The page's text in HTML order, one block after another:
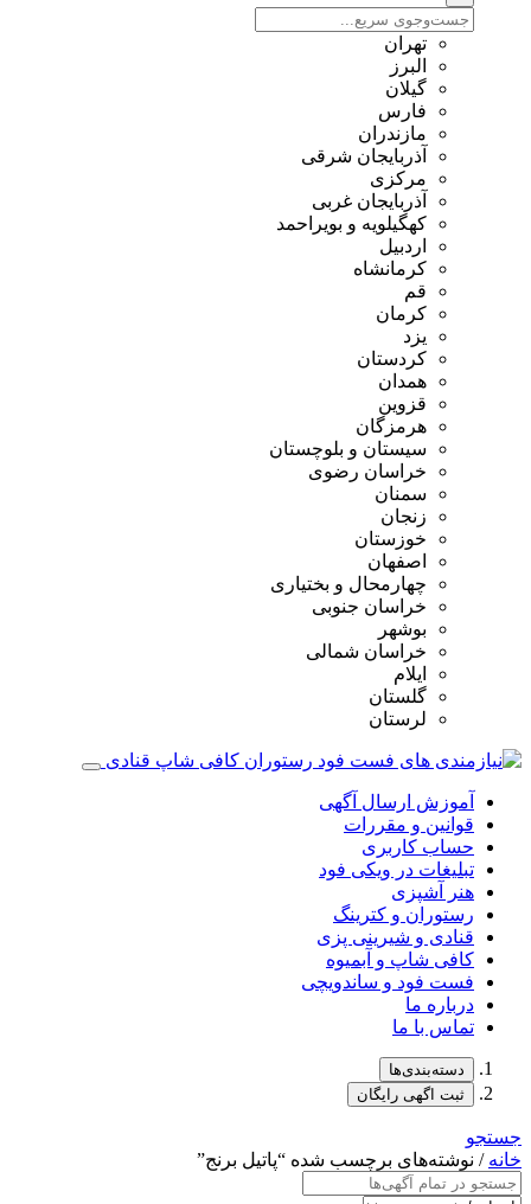
تهران
البرز
گیلان
فارس
مازندران
آذربایجان شرقی
مرکزی
آذربایجان غربی
کهگیلویه و بویراحمد
اردبیل
کرمانشاه
قم
کرمان
یزد
کردستان
همدان
قزوین
هرمزگان
سیستان و بلوچستان
خراسان رضوی
سمنان
زنجان
خوزستان
اصفهان
چهارمحال و بختیاری
خراسان جنوبی
بوشهر
خراسان شمالی
ایلام
گلستان
لرستان
آموزش ارسال آگهی
قوانین و مقررات
حساب کاربری
تبلیغات در ویکی فود
هنر آشپزی
رستوران و کترینگ
قنادی و شیرینی پزی
کافی شاپ و آبمیوه
فست فود و ساندویچی
درباره ما
تماس با ما
دسته‌بندی‌ها
ثبت اگهی رایگان
جستجو
خانه / نوشته‌های برچسب شده “پاتیل برنج”